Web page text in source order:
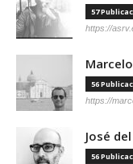
57
https://
56
https://
José
56